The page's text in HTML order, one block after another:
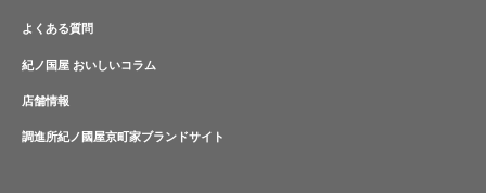
よくある質問
紀ノ国屋 おいしいコラム
店舗情報
調進所紀ノ國屋京町家ブランドサイト